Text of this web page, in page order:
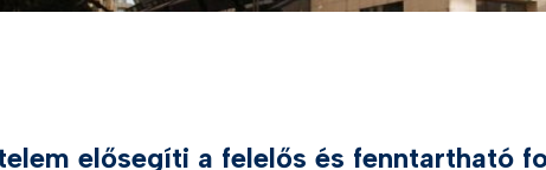
elősegíti a felelős és fenntartható